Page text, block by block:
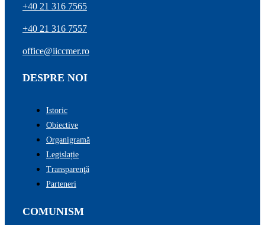
+40 21 316 7565
+40 21 316 7557
office@iiccmer.ro
DESPRE NOI
Istoric
Obiective
Organigramă
Legislație
Transparenţă
Parteneri
COMUNISM